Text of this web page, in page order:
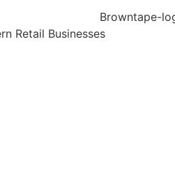
Retail Businesses